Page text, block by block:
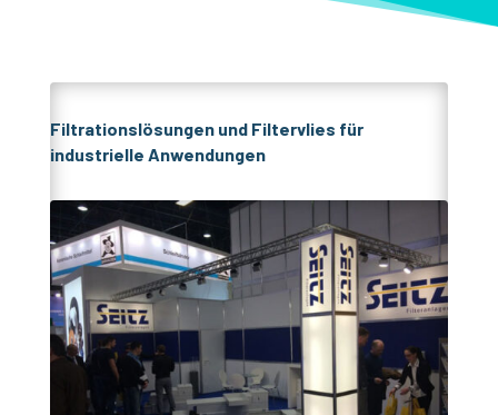
Filtrationslösungen und Filtervlies für
industrielle Anwendungen